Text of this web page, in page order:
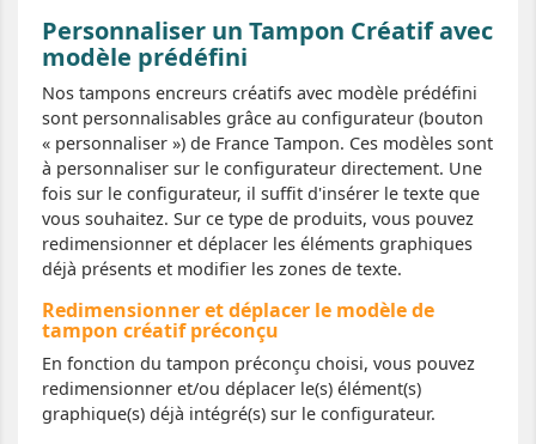
Personnaliser un Tampon Créatif avec
modèle prédéfini
Nos tampons encreurs créatifs avec modèle prédéfini
sont personnalisables grâce au configurateur (bouton
« personnaliser ») de France Tampon. Ces modèles sont
à personnaliser sur le configurateur directement. Une
fois sur le configurateur, il suffit d'insérer le texte que
vous souhaitez. Sur ce type de produits, vous pouvez
redimensionner et déplacer les éléments graphiques
déjà présents et modifier les zones de texte.
Redimensionner et déplacer le modèle de
tampon créatif préconçu
En fonction du tampon préconçu choisi, vous pouvez
redimensionner et/ou déplacer le(s) élément(s)
graphique(s) déjà intégré(s) sur le configurateur.